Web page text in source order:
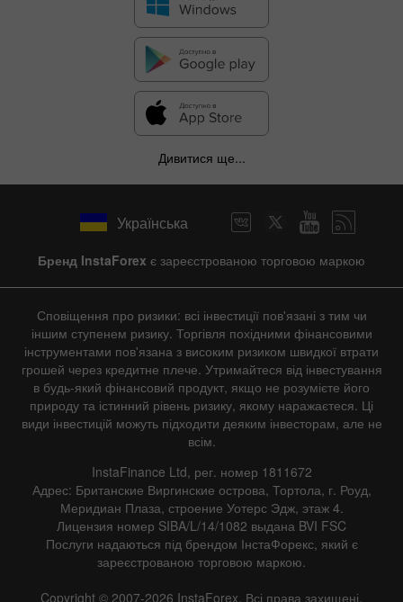
Дивитися ще...
Українська
Бренд InstaForex є зареєстрованою торговою маркою
Сповіщення про ризики: всі інвестиції пов'язані з тим чи
іншим ступенем ризику. Торгівля похідними фінансовими
інструментами пов'язана з високим ризиком швидкої втрати
грошей через кредитне плече. Утримайтеся від інвестування
в будь-який фінансовий продукт, якщо не розумієте його
природу та істинний рівень ризику, якому наражаєтеся. Ці
види інвестицій можуть підходити деяким інвесторам, але не
всім.
InstaFinance Ltd, рег. номер 1811672
Адрес: Британские Виргинские острова, Тортола, г. Роуд,
Меридиан Плаза, строение Уотерс Эдж, этаж 4.
Лицензия номер SIBA/L/14/1082 выдана BVI FSC
Послуги надаються під брендом ІнстаФорекс, який є
зареєстрованою торговою маркою.
Copyright © 2007-2026 InstaForex. Всі права захищені.